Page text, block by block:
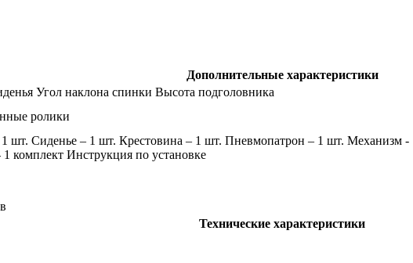
Дополнительные характеристики
Угол наклона спинки Высота подголовника
ролики
шт. Сиденье – 1 шт. Крестовина – 1 шт. Пневмопатрон – 1 шт. Механизм
комплект Инструкция по установке
Технические характеристики